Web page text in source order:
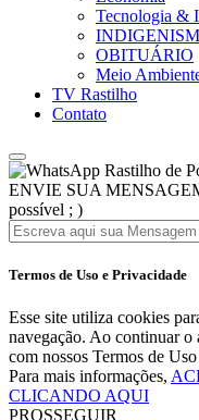
Tecnologia &
OBITUÁRIO
Meio
TV Rastilho
Contato
Rastilho de
ENVIE SUA
possível ; )
Termos de Uso e Privacidade
Esse site utiliza cookies
navegação. Ao continuar o
com nossos Termos de
Para mais informações,
CLICANDO AQUI
PROSSEGUIR